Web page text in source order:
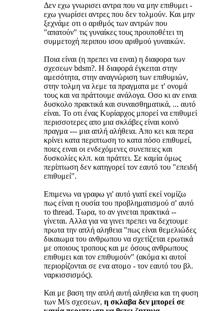
Δεν εχω γνωρισει αντρα που να μην επιθυμει -
εχω γνωρίσει αντρες που δεν τολμούν. Και μην
ξεχνάμε οτι ο αριθμός των αντρών που
"απατούν" τις γυναίκες τους προυποθέτει τη
συμμετοχή περιπου ισου αριθμού γυναικών.
Ποια είναι (η πρεπει να ειναι) η διαφορα των
σχεσεων bdsm?. H διαφορά έγκειται στην
αμεσότητα, στην αναγνώριση των επιθυμιών,
στην τολμη να λεμε τα πραγματα με τ' ονομά
τους και να πράττουμε ανάλογα. Οσο κι αν ειναι
δυσκολο πρακτικά και συναισθηματικά, ... αυτό
είναι. Το οτι ένας Κυρίαρχος μπορεί να επιθυμεί
περισσοτερες απο μια σκλάβες είναι κοινό
πραγμα --- μια απλή αλήθεια. Απο κει και περα
κρίνει κατα περιπτωση το κατα πόσο επιθυμεί,
ποιες ειναι οι ενδεχόμενες συνεπειες και
δυσκολίες κλπ. και πράττει. Σε καμία όμως
περίπτωση δεν κατηγορεί τον εαυτό του "επειδή
επιθυμεί".
Επιμενω να γραφω γι' αυτό γιατί εκεί νομίζω
πως είναι η ουσία του προβληματισμού σ' αυτό
το thread. Τωρα, το αν γινεται πρακτικά --
γίνεται. Αλλα για να γινει πρεπει να δεχτουμε
πρωτα την απλή αληθεια "πως είναι θεμελιώδες
δικαιωμα του ανθρωπου να σχετίζεται ερωτικά
με οποιους τροπους και με όσους ανθρωπους
επιθυμει και τον επιθυμούν" (ακόμα κι αυτοί
περιορίζονται σε ενα ατομο - τον εαυτό του βλ.
ναρκισσισμός).
Και με βαση την απλή αυτή αληθεια και τη φυση
των Μ/s σχεσεων, η σκλαβα δεν μπορεί σε